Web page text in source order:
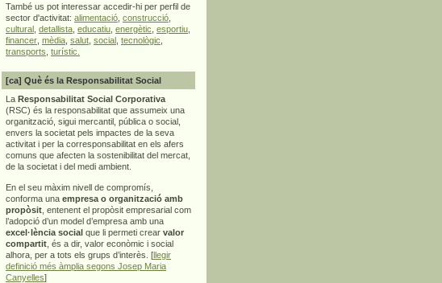
També us pot interessar accedir-hi per perfil de
sector d'activitat: alimentació construcció
cultural detallista educatiu energètic esportiu
financer mèdia salut social tecnològic
transports turístic.
[ca] Què és la Responsabilitat Social
La Responsabilitat Social Corporativa
(RSC) és la responsabilitat que assumeix una
organització, sigui mercantil, pública o social,
envers la societat pels impactes de la seva
activitat i per la corresponsabilitat en els afers
comuns que afecten la sostenibilitat del mercat,
de la societat i del medi ambient.
En el seu màxim nivell de compromís,
conforma una empresa o organització amb
propòsit , entenent el propòsit empresarial com
l’adopció d’un model d’empresa amb una
excel·lència social que li permeti crear valor
compartit , és a dir, valor econòmic i social
alhora, per a tots els grups d’interès. [llegir
definició més àmplia segons Josep Maria
Canyelles]